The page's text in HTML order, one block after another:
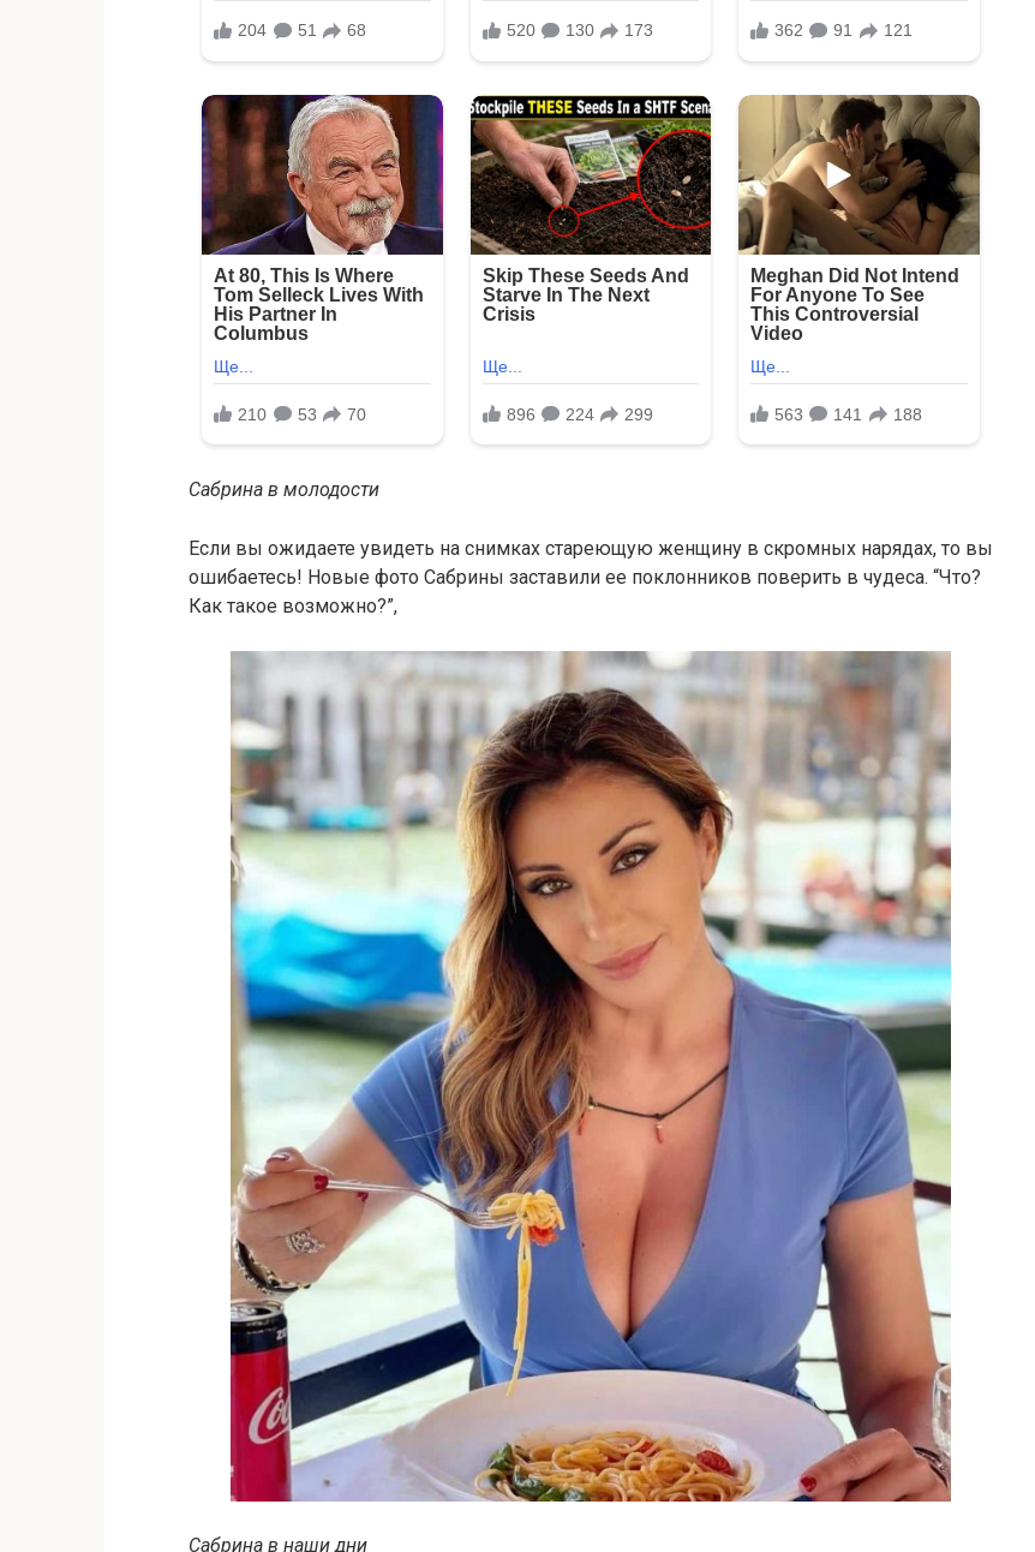
Сабрина в молодости
Если вы ожидаете увидеть на снимках стареющую женщину в скромных нарядах, то вы
ошибаетесь! Новые фото Сабрины заставили ее поклонников поверить в чудеса. “Что?
Как такое возможно?”,
Сабрина в наши дни